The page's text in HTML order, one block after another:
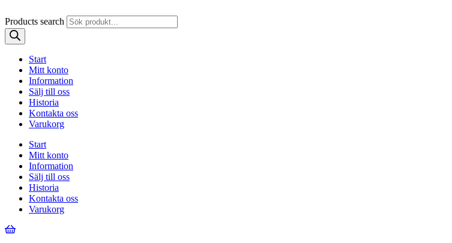
Products search
Start
Mitt konto
Information
Sälj till oss
Historia
Kontakta oss
Varukorg
Start
Mitt konto
Information
Sälj till oss
Historia
Kontakta oss
Varukorg